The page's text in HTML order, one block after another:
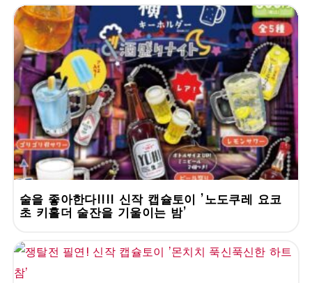
술을 좋아한다!!!! 신작 캡슐토이 '노도쿠레 요코
초 키홀더 술잔을 기울이는 밤'